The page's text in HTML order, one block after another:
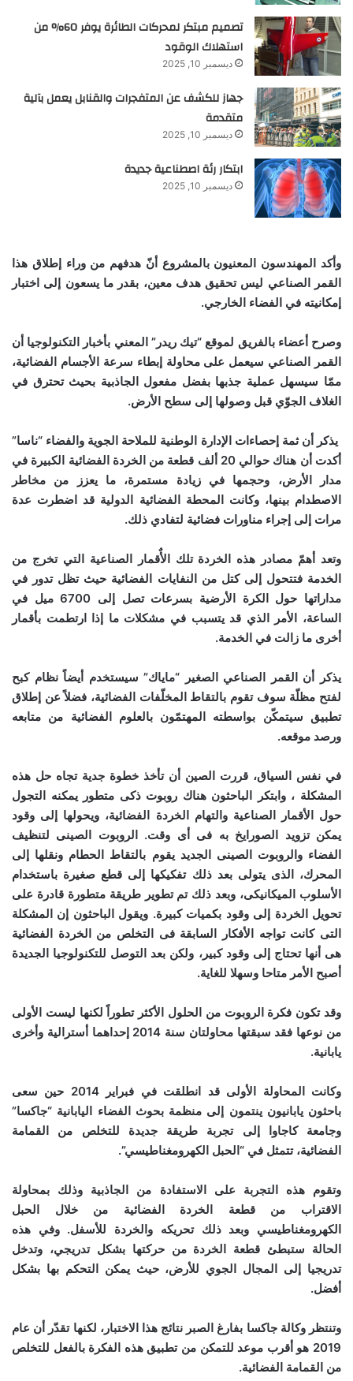
تصميم مبتكر لمحركات الطائرة يوفر 60% من
استهلاك الوقود
ديسمبر 10, 2025
جهاز للكشف عن المتفجرات والقنابل يعمل بآلية
متقدمة
ديسمبر 10, 2025
ابتكار رئة اصطناعية جديدة
ديسمبر 10, 2025
وأكد المهندسون المعنيون بالمشروع أنّ هدفهم من وراء إطلاق هذا
القمر الصناعي ليس تحقيق هدف معين، بقدر ما يسعون إلى اختبار
إمكانيته في الفضاء الخارجي.
وصرح أعضاء بالفريق لموقع “تيك ريدر” المعني بأخبار التكنولوجيا أن
القمر الصناعي سيعمل على محاولة إبطاء سرعة الأجسام الفضائية،
ممّا سيسهل عملية جذبها بفضل مفعول الجاذبية بحيث تحترق في
الغلاف الجوّي قبل وصولها إلى سطح الأرض.
يذكر أن ثمة إحصاءات الإدارة الوطنية للملاحة الجوية والفضاء “ناسا”
أكدت أن هناك حوالي 20 ألف قطعة من الخردة الفضائية الكبيرة في
مدار الأرض، وحجمها في زيادة مستمرة، ما يعزز من مخاطر
الاصطدام بينها، وكانت المحطة الفضائية الدولية قد اضطرت عدة
مرات إلى إجراء مناورات فضائية لتفادي ذلك.
وتعد أهمّ مصادر هذه الخردة تلك الأٌقمار الصناعية التي تخرج من
الخدمة فتتحول إلى كتل من النفايات الفضائية حيث تظل تدور في
مداراتها حول الكرة الأرضية بسرعات تصل إلى 6700 ميل في
الساعة، الأمر الذي قد يتسبب في مشكلات ما إذا ارتطمت بأقمار
أخرى ما زالت في الخدمة.
يذكر أن القمر الصناعي الصغير “ماياك” سيستخدم أيضاً نظام كبح
لفتح مظلّة سوف تقوم بالتقاط المخلّفات الفضائية، فضلاً عن إطلاق
تطبيق سيتمكّن بواسطته المهتمّون بالعلوم الفضائية من متابعه
ورصد موقعه.
في نفس السياق، قررت الصين أن تأخذ خطوة جدية تجاه حل هذه
المشكلة ، وابتكر الباحثون هناك روبوت ذكى متطور يمكنه التجول
حول الأقمار الصناعية والتهام الخردة الفضائية، ويحولها إلى وقود
يمكن تزويد الصورايخ به فى أى وقت. الروبوت الصينى لتنظيف
الفضاء والروبوت الصينى الجديد يقوم بالتقاط الحطام ونقلها إلى
المحرك، الذى يتولى بعد ذلك تفكيكها إلى قطع صغيرة باستخدام
الأسلوب الميكانيكى، وبعد ذلك تم تطوير طريقة متطورة قادرة على
تحويل الخردة إلى وقود بكميات كبيرة. ويقول الباحثون إن المشكلة
التى كانت تواجه الأفكار السابقة فى التخلص من الخردة الفضائية
هى أنها تحتاج إلى وقود كبير، ولكن بعد التوصل للتكنولوجيا الجديدة
أصبح الأمر متاحا وسهلا للغاية.
وقد تكون فكرة الروبوت من الحلول الأكثر تطوراً لكنها ليست الأولى
من نوعها فقد سبقتها محاولتان سنة 2014 إحداهما أسترالية وأخرى
يابانية.
وكانت المحاولة الأولى قد انطلقت في فبراير 2014 حين سعى
باحثون يابانيون ينتمون إلى منظمة بحوث الفضاء اليابانية “جاكسا”
وجامعة كاجاوا إلى تجربة طريقة جديدة للتخلص من القمامة
الفضائية، تتمثل في “الحبل الكهرومغناطيسي”.
وتقوم هذه التجربة على الاستفادة من الجاذبية وذلك بمحاولة
الاقتراب من قطعة الخردة الفضائية من خلال الحبل
الكهرومغناطيسي وبعد ذلك تحريكه والخردة للأسفل. وفي هذه
الحالة ستبطئ قطعة الخردة من حركتها بشكل تدريجي، وتدخل
تدريجيا إلى المجال الجوي للأرض، حيث يمكن التحكم بها بشكل
أفضل.
وتنتظر وكالة جاكسا بفارغ الصبر نتائج هذا الاختبار، لكنها تقدّر أن عام
2019 هو أقرب موعد للتمكن من تطبيق هذه الفكرة بالفعل للتخلص
من القمامة الفضائية.